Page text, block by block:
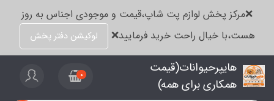
❌مرکز پخش لوازم پت شاپ،قیمت و موجودی اجناس به روز
هست،با خیال راحت خرید فرمایید❌
لوکیشن دفتر پخش
هایپرحیوانات(قیمت
همکاری برای همه)
0